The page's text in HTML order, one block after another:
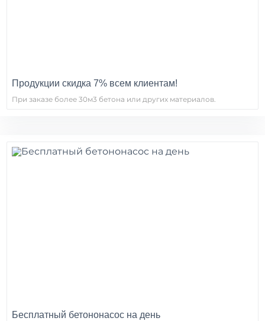
Продукции скидка 7% всем клиентам!
При заказе более 30м3 бетона или других материалов.
Бесплатный бетононасос на день